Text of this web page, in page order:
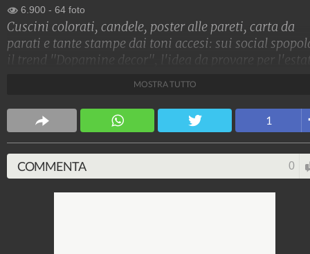
6.900 - 64 foto
Cuscini colorati, candele, poster alle pareti, carta da
parati e tante stampe dai toni accesi: sui social
il trend "Dopamine decor", l'idea da provare per
Stile e trend
1.515.163.256 1.957 video 138.074 foto
MOSTRA TUTTO
1
COMMENTA 0